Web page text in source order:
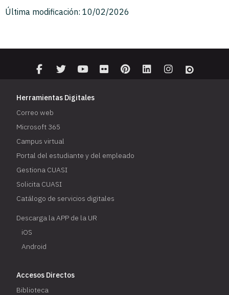
Última modificación: 10/02/2026
Herramientas Digitales
Correo web
Microsoft 365
Campus virtual
Portal del estudiante y del empleado
Gestiona CUASI
Solicita CUASI
Catálogo de servicios digitales
Descarga la APP de la UR
iOS
Android
Accesos Directos
Biblioteca